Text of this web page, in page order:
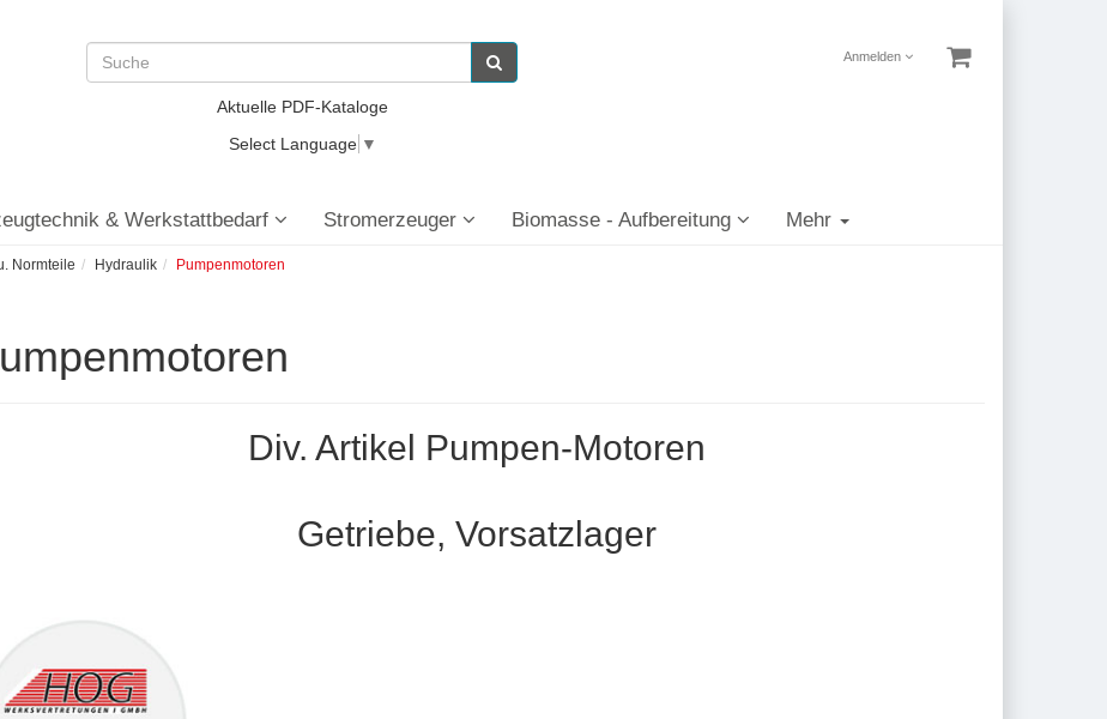
Anmelden
Aktuelle PDF-Kataloge
Select Language ▼
& Werkstattbedarf Stromerzeuger Biomasse - Aufbereitung Mehr
Normteile Hydraulik Pumpenmotoren
Div. Artikel Pumpen-Motoren
Getriebe, Vorsatzlager